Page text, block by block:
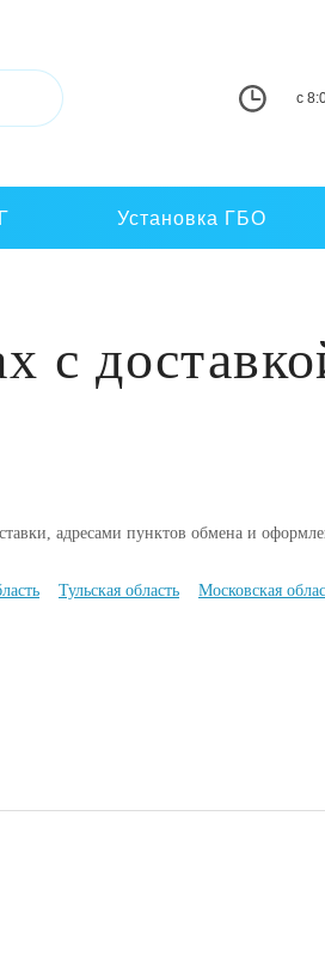
c
Установка ГБО
с
адресами пунктов обмена и
Тульская область Московская